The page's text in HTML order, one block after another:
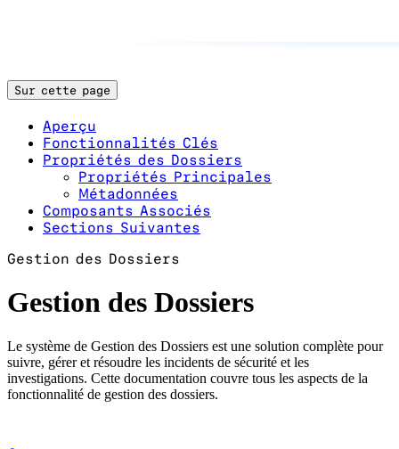
Sur cette page
Aperçu
Fonctionnalités Clés
Propriétés des Dossiers
Propriétés Principales
Métadonnées
Composants Associés
Sections Suivantes
Gestion des Dossiers
Gestion des Dossiers
Le système de Gestion des Dossiers est une solution complète pour
suivre, gérer et résoudre les incidents de sécurité et les
investigations. Cette documentation couvre tous les aspects de la
fonctionnalité de gestion des dossiers.